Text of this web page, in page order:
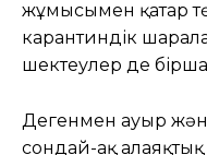
жұмысымен қатар
карантиндік
шектеулер де
Дегенмен ауыр
сондай-ақ